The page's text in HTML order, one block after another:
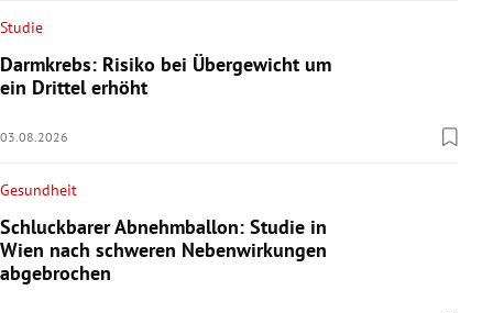
Studie
Darmkrebs: Risiko bei Übergewicht um
ein Drittel erhöht
03.08.2026
Gesundheit
Schluckbarer Abnehmballon: Studie in
Wien nach schweren Nebenwirkungen
abgebrochen